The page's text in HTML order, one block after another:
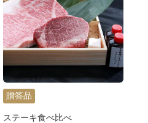
贈答品
ステーキ食べ比べ